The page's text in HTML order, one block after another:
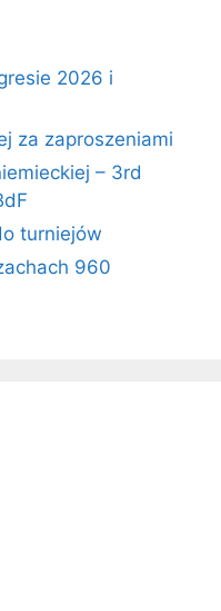
2026 i
za zaproszeniami
– 3rd
turniejów
960